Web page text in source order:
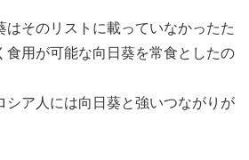
はそのリストに載っていなかったた
食用が可能な向日葵を常食としたの
シア人には向日葵と強いつながりが